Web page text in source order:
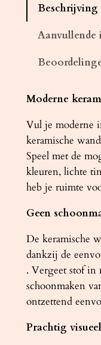
a
i
e
k
H
E
I
O
S
a
n
a
Beschrijving
Moderne
Vul je moderne
keramische
Speel met de
kleuren, lichte
heb je ruimte
Geen
De keramische
dankzij de
. Vergeet stof in
schoonmaken
ontzettend
Prachtig